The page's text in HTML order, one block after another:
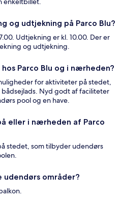
og udtjekning på Parco Blu?
Udtjekning er kl. 10.00. Der er
og udtjekning.
Parco Blu og i nærheden?
for aktiviteter på stedet,
Nyd godt af faciliteter
pool og en have.
eller i nærheden af Parco
stedet, som tilbyder udendørs
udendørs områder?